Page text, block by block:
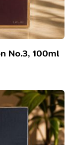
No.3, 100ml